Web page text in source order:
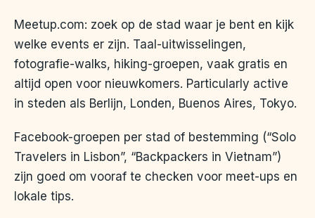
Meetup.com: zoek op de stad waar je bent en kijk
welke events er zijn. Taal-uitwisselingen,
fotografie-walks, hiking-groepen, vaak gratis en
altijd open voor nieuwkomers. Particularly active
in steden als Berlijn, Londen, Buenos Aires, Tokyo.
Facebook-groepen per stad of bestemming (“Solo
Travelers in Lisbon”, “Backpackers in Vietnam”)
zijn goed om vooraf te checken voor meet-ups en
lokale tips.